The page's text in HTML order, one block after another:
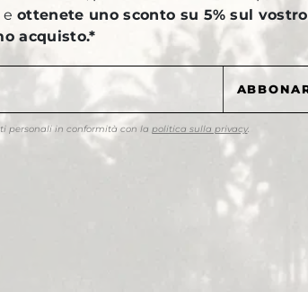
eottenete uno sconto su 5% sul vostro
acquisto.*
personali in conformità con la politica sulla privacy.